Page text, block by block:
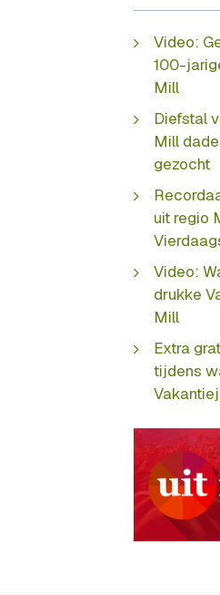
Video:
100-
Mill
Diefstal
Mill
gezocht
uit regio
Video:
drukke
Mill
Extra
tijdens